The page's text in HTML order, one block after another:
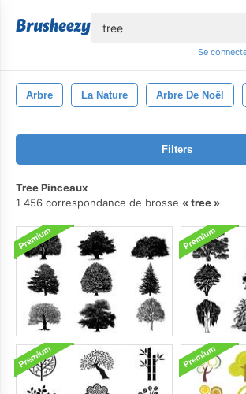
Se
Arbre La Nature Arbre De Noël
Filters
Tree Pinceaux
1 456 correspondance de brosse
tree